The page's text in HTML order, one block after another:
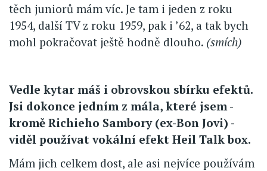
těch juniorů mám víc. Je tam i jeden z roku
1954, další TV z roku 1959, pak i ’62, a tak bych
mohl pokračovat ještě hodně dlouho. (smích)
Vedle kytar máš i obrovskou sbírku efektů.
Jsi dokonce jedním z mála, které jsem -
kromě Richieho Sambory (ex-Bon Jovi) -
viděl používat vokální efekt Heil Talk box.
Mám jich celkem dost, ale asi nejvíce používám